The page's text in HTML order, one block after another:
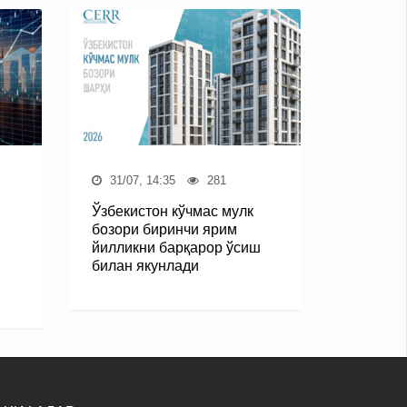
31/07, 14:35 281
Ўзбекистон кўчмас мулк
бозори биринчи ярим
йилликни барқарор ўсиш
билан якунлади